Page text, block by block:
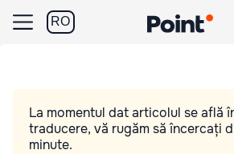
RO
La momentul dat articolul se află
traducere, vă rugăm să încercați
minute.